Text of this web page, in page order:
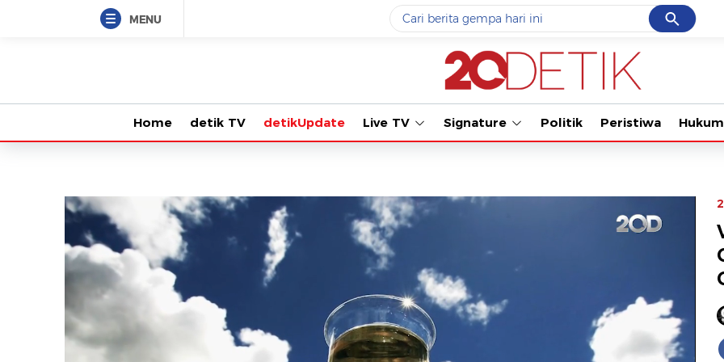
MENU Cancel
Yang sedang ramai dicari
data live draw sgp
#3senjata
#5gempa hari ini
Terakhir yang dicari
Loading...
Tonton
Home detik TV detikUpdate Live TV Signature Politik Peristiwa Hukum